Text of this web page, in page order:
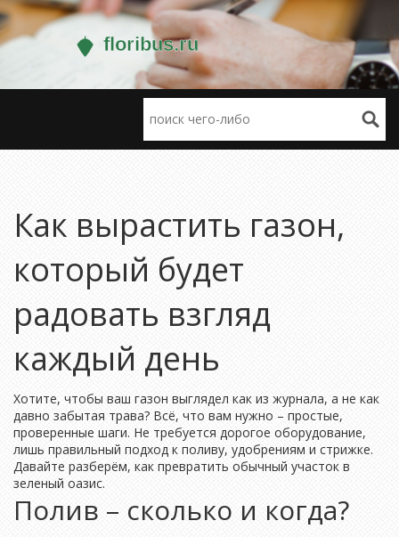
Как вырастить газон,
который будет
радовать взгляд
каждый день
Хотите, чтобы ваш газон выглядел как из журнала, а не как
давно забытая трава? Всё, что вам нужно – простые,
проверенные шаги. Не требуется дорогое оборудование,
лишь правильный подход к поливу, удобрениям и стрижке.
Давайте разберём, как превратить обычный участок в
зеленый оазис.
Полив – сколько и когда?